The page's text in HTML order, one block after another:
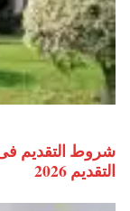
شروط التقديم
التقديم 2026